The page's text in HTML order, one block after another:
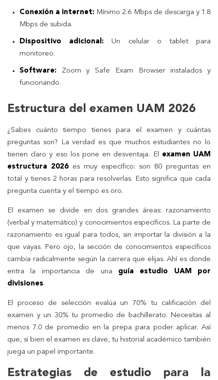
Conexión a internet: Mínimo 2.6 Mbps de descarga y 1.8
Mbps de subida.
Dispositivo adicional: Un celular o tablet para
monitoreo.
Software: Zoom y Safe Exam Browser instalados y
funcionando.
Estructura del examen UAM 2026
¿Sabes cuánto tiempo tienes para el examen y cuántas
preguntas son? La verdad es que muchos estudiantes no lo
tienen claro y eso los pone en desventaja. El examen UAM
estructura 2026 es muy específico: son 80 preguntas en
total y tienes 2 horas para resolverlas. Esto significa que cada
pregunta cuenta y el tiempo es oro.
El examen se divide en dos grandes áreas: razonamiento
(verbal y matemático) y conocimientos específicos. La parte de
razonamiento es igual para todos, sin importar la división a la
que vayas. Pero ojo, la sección de conocimientos específicos
cambia radicalmente según la carrera que elijas. Ahí es donde
entra la importancia de una guía estudio UAM por
divisiones.
El proceso de selección evalúa un 70% tu calificación del
examen y un 30% tu promedio de bachillerato. Necesitas al
menos 7.0 de promedio en la prepa para poder aplicar. Así
que, si bien el examen es clave, tu historial académico también
juega un papel importante.
Estrategias de estudio para la